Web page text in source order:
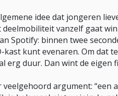
idee dat jongeren
deelmobiliteit vanzelf gaat
Spotify: binnen twee
kast kunt evenaren. Om dat
erg duur. Dan wint de
veelgehoord argument: “een